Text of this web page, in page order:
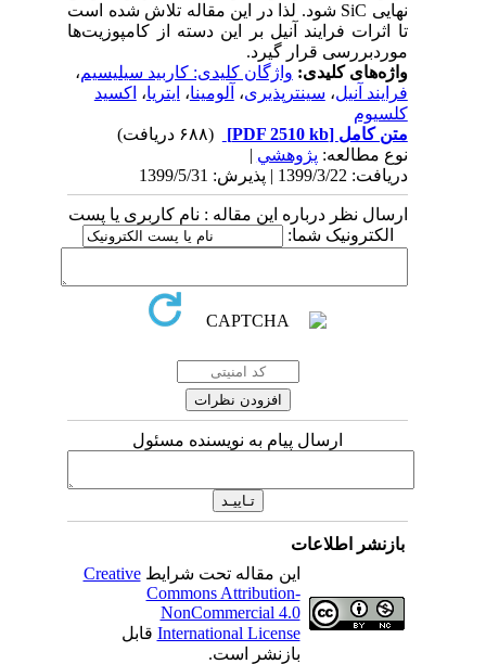
نهایی SiCشود. لذا در این مقاله تلاش شده است
تا اثرات فرایند آنیل بر این دسته از کامپوزیت‌ها
موردبررسی قرار گیرد.
واژه‌های کلیدی:واژگان کلیدی: کاربید سیلیسیم،
فرایند آنیل،سینترپذیری،آلومینا،ایتریا ،اکسید
کلسیوم
متن کامل[PDF 2510 kb]
نوع مطالعه:پژوهشي|
دریافت: 1399/3/22 | پذیرش: 1399/5/31
ارسال نظر درباره این مقاله : نام کاربری یا پست
الکترونیک شما:
ارسال پیام به نویسنده مسئول
بازنشر اطلاعات
این مقاله تحت شرایطCreative
Commons Attribution-
NonCommercial 4.0
International Licenseقابل
بازنشر است.